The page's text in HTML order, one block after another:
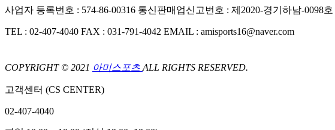
사업자 등록번호 : 574-86-00316 통신판매업신고번호 : 제2020-경기하남-0098호
TEL : 02-407-4040 FAX : 031-791-4042 EMAIL : amisports16@naver.com
COPYRIGHT © 2021 아미스포츠 ALL RIGHTS RESERVED.
고객센터 (CS CENTER)
02-407-4040